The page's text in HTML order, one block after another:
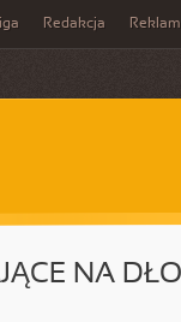
Redakcja
NA